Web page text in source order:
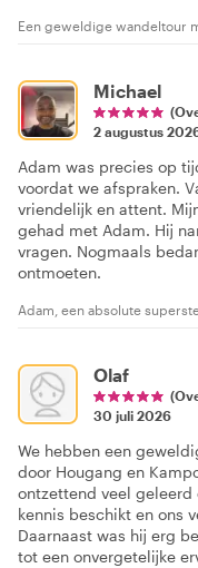
Een geweldige wandeltour
Michael
2 augustus
Adam was precies op
voordat we afspraken.
vriendelijk en attent.
gehad met Adam. Hij
vragen. Nogmaals
ontmoeten.
Adam, een absolute
Olaf
30 juli 2026
We hebben een
door Hougang en
ontzettend veel
kennis beschikt en ons
Daarnaast was hij erg
tot een onvergetelijke